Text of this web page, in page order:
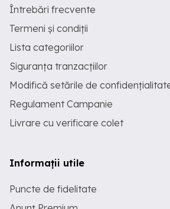
Întrebări frecvente
Termeni și condiții
Lista categoriilor
Siguranța tranzacțiilor
Modifică setările de
Regulament Campanie
Livrare cu verificare colet
Informații utile
Puncte de fidelitate